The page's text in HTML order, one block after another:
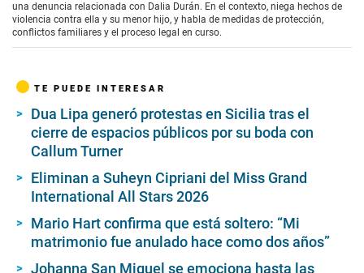
una denuncia relacionada con Dalia Durán. En el contexto, niega hechos de
violencia contra ella y su menor hijo, y habla de medidas de protección,
conflictos familiares y el proceso legal en curso.
TE PUEDE INTERESAR
Dua Lipa generó protestas en Sicilia tras el
cierre de espacios públicos por su boda con
Callum Turner
Eliminan a Suheyn Cipriani del Miss Grand
International All Stars 2026
Mario Hart confirma que está soltero: “Mi
matrimonio fue anulado hace como dos años”
Johanna San Miguel se emociona hasta las